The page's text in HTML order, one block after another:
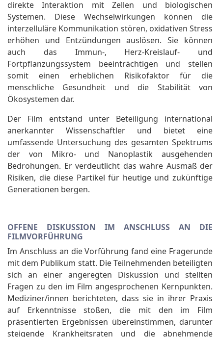
direkte Interaktion mit Zellen und biologischen
Systemen. Diese Wechselwirkungen können die
interzelluläre Kommunikation stören, oxidativen Stress
erhöhen und Entzündungen auslösen. Sie können
auch das Immun-, Herz-Kreislauf- und
Fortpflanzungssystem beeinträchtigen und stellen
somit einen erheblichen Risikofaktor für die
menschliche Gesundheit und die Stabilität von
Ökosystemen dar.
Der Film entstand unter Beteiligung international
anerkannter Wissenschaftler und bietet eine
umfassende Untersuchung des gesamten Spektrums
der von Mikro- und Nanoplastik ausgehenden
Bedrohungen. Er verdeutlicht das wahre Ausmaß der
Risiken, die diese Partikel für heutige und zukünftige
Generationen bergen.
OFFENE DISKUSSION IM ANSCHLUSS AN DIE
FILMVORFÜHRUNG
Im Anschluss an die Vorführung fand eine Fragerunde
mit dem Publikum statt. Die Teilnehmenden beteiligten
sich an einer angeregten Diskussion und stellten
Fragen zu den im Film angesprochenen Kernpunkten.
Mediziner/innen berichteten, dass sie in ihrer Praxis
auf Erkenntnisse stoßen, die mit den im Film
präsentierten Ergebnissen übereinstimmen, darunter
steigende Krankheitsraten und die abnehmende